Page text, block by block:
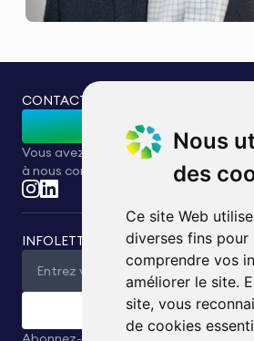
Nous
des
Ce site Web
diverses fins pour
comprendre vos
améliorer le site.
site, vous
de cookies
CONTACTEZ-NOUS
Contactez-nous
Vous avez des questions ou des
à nous contacter.
INFOLETTRE
Soumettre